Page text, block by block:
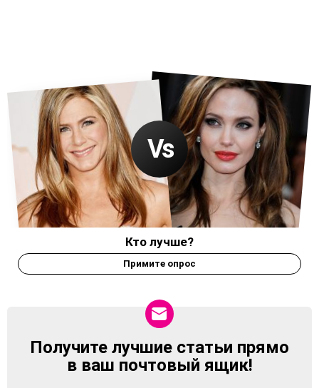
Кто лучше?
Примите опрос
NEWSLETTER
Получите лучшие статьи прямо
в ваш почтовый ящик!